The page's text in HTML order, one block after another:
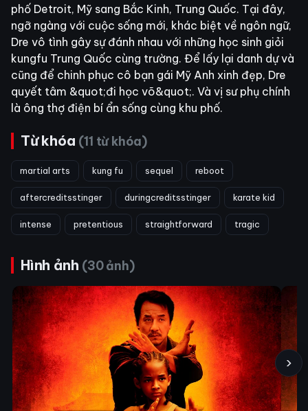
phố Detroit, Mỹ sang Bắc Kinh, Trung Quốc. Tại đây,
ngỡ ngàng với cuộc sống mới, khác biệt về ngôn ngữ,
Dre vô tình gây sự đánh nhau với những học sinh giỏi
kungfu Trung Quốc cùng trường. Để lấy lại danh dự và
cũng để chinh phục cô bạn gái Mỹ Anh xinh đẹp, Dre
quyết tâm &quot;đi học võ&quot;. Và vị sư phụ chính
là ông thợ điện bí ẩn sống cùng khu phố.
Từ khóa (11 từ khóa)
martial arts kung fu sequel reboot
aftercreditsstinger duringcreditsstinger karate kid
intense pretentious straightforward tragic
Hình ảnh (30 ảnh)
›